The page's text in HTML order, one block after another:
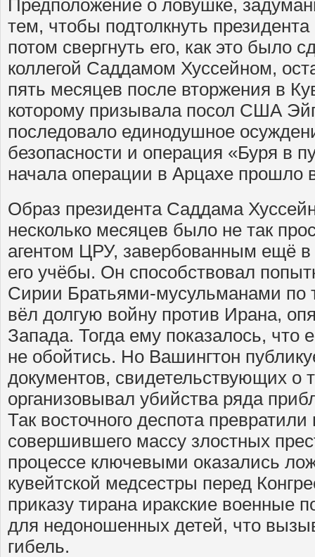
Предположение о ловушке,
тем, чтобы подтолкнуть
потом свергнуть его, как это было
коллегой Саддамом Хуссейном,
пять месяцев после вторжения в
которому призывала посол США
последовало единодушное
безопасности и операция «Буря в
начала операции в Арцахе прошло
Образ президента Саддама
несколько месяцев было не так
агентом ЦРУ, завербованным ещё
его учёбы. Он способствовал
Сирии Братьями-мусульманами по
вёл долгую войну против Ирана,
Запада. Тогда ему показалось, что
не обойтись. Но Вашингтон
документов, свидетельствующих о
организовывал убийства ряда
Так восточного деспота превратили
совершившего массу злостных
процессе ключевыми оказались
кувейтской медсестры перед
приказу тирана иракские военные
для недоношенных детей, что
гибель.